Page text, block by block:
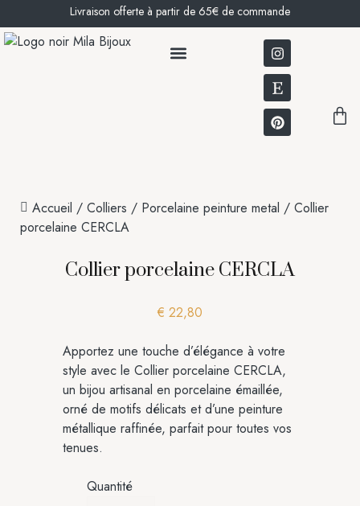
Livraison offerte à partir de 65€ de commande
Accueil / Colliers / Porcelaine peinture metal / Collier
porcelaine CERCLA
Collier porcelaine CERCLA
€ 22,80
Apportez une touche d’élégance à votre
style avec le Collier porcelaine CERCLA,
un bijou artisanal en porcelaine émaillée,
orné de motifs délicats et d’une peinture
métallique raffinée, parfait pour toutes vos
tenues.
Quantité